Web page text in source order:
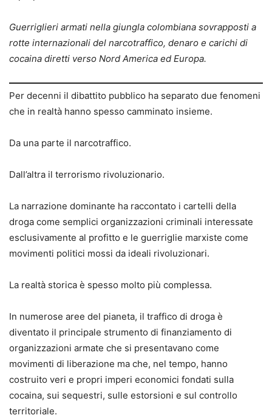
Guerriglieri armati nella giungla colombiana sovrapposti a
rotte internazionali del narcotraffico, denaro e carichi di
cocaina diretti verso Nord America ed Europa.
Per decenni il dibattito pubblico ha separato due fenomeni
che in realtà hanno spesso camminato insieme.
Da una parte il narcotraffico.
Dall’altra il terrorismo rivoluzionario.
La narrazione dominante ha raccontato i cartelli della
droga come semplici organizzazioni criminali interessate
esclusivamente al profitto e le guerriglie marxiste come
movimenti politici mossi da ideali rivoluzionari.
La realtà storica è spesso molto più complessa.
In numerose aree del pianeta, il traffico di droga è
diventato il principale strumento di finanziamento di
organizzazioni armate che si presentavano come
movimenti di liberazione ma che, nel tempo, hanno
costruito veri e propri imperi economici fondati sulla
cocaina, sui sequestri, sulle estorsioni e sul controllo
territoriale.